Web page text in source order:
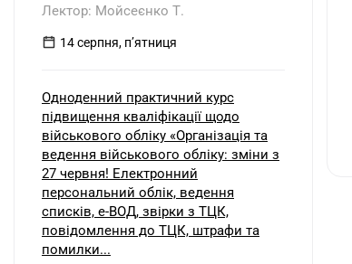
Лектор: Мойсеєнко Т.
14 серпня, пʼятниця
Одноденний практичний курс
підвищення кваліфікації щодо
військового обліку «Організація та
ведення військового обліку: зміни з
27 червня! Електронний
персональний облік, ведення
списків, е-ВОД, звірки з ТЦК,
повідомлення до ТЦК, штрафи та
помилки...